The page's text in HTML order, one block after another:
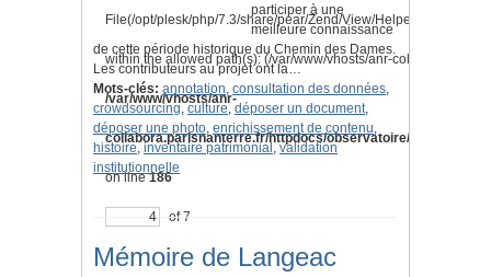
File(/opt/plesk/php/7.3/share/pear/Zend/View/Helper/
within the allowed path(s): (/var/www/vhosts/anr-
/var/www/vhosts/anr-
collabora.parisnanterre.fr/httpdocs/observatoire/application/
on line186
of 7
participer à une
meilleure connaissance
de cette période historique du Chemin des Dames.
Les contributeurs au projet ont la…
Mots-clés: annotation, consultation des données,
crowdsourcing, culture, déposer un document,
déposer une photo, enrichissement de contenu,
histoire, inventaire patrimonial , validation
institutionnelle
Mémoire de Langeac